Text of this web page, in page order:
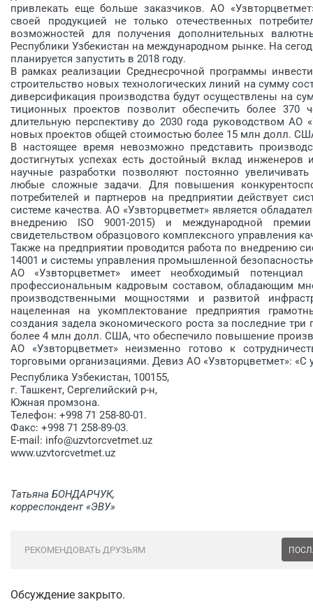
привлекать еще больше заказчиков. АО
своей продукци­ей не только отечественных
возможностей для получения дополнительных
Республики ­Узбекистан на международном рынке. На
планируется запустить в 2018 году.
В рамках реализации Среднесрочной программы
строительство новых технологических линий на сумму
диверсификация производства будут осуществлены на
тиционных проектов позволит обеспечить более
длительную перспективу до 2030 года руководством АО
новых проектов общей стоимостью более 15 млн долл.
В настоящее время невозможно представить
достигнутых успехах есть достойный вклад
научные разработки позволяют постоянно
любые сложные задачи. Для повышения
потребителей и партнеров на предприятии действует
системе качества. АО «Узвторцветмет» является
внедрению ISO 9001-2015) и меж­дународной
свидетельством образцового комплексного управления
Также на предприятии проводится работа по внедрению
14001 и системы управления промышленной
АО «Узвторцветмет» имеет необходимый
профессиональным кадровым составом, обладающим
производственными мощностями и развитой
нацеленная на укомплектование предприятия
создания задела экономического роста за последние
более 4 млн долл. США, что обеспечило повышение
АО «Узвторцветмет» неизменно готово к
торговыми организациями. Девиз АО «Узвторцветмет»:
Республика Узбекистан, 100155,
г. Ташкент, Сергелийский р-н,
Южная промзона.
Телефон: +998 71 258-80-01.
Факс: +998 71 258-89-03.
E-mail: info@uzvtorcvetmet.uz
www.uzvtorcvetmet.uz
Татьяна БОНДАРЧУК,
корреспондент «ЭВУ»
РЕКОМЕНДОВАТЬ ДРУЗЬЯМ
Обсуждение закрыто.